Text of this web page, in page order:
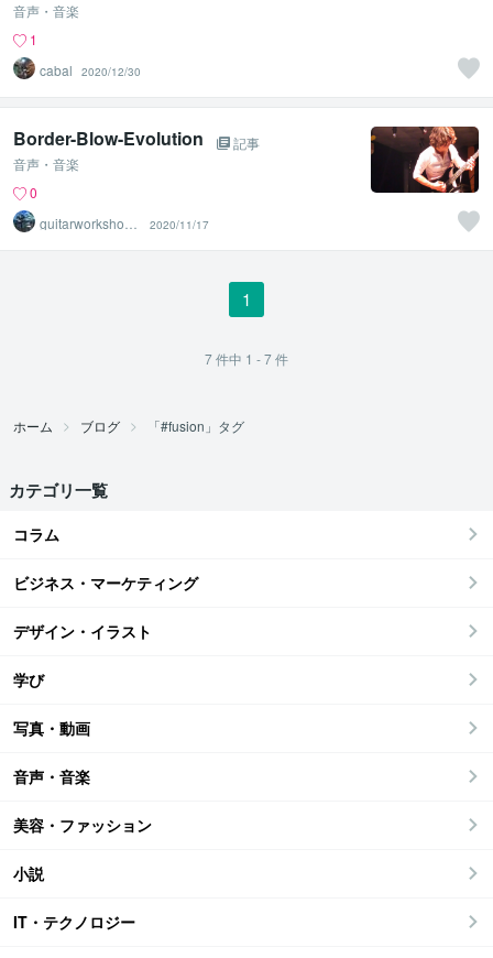
音声・音楽
1
cabal
2020/12/30
Border-Blow-Evolution
記事
音声・音楽
0
guitarworkshop2
44
2020/11/17
1
7件中 1 - 7件
ホーム ブログ 「#fusion」タグ
カテゴリ一覧
コラム
ビジネス・マーケティング
デザイン・イラスト
学び
写真・動画
音声・音楽
美容・ファッション
小説
IT・テクノロジー